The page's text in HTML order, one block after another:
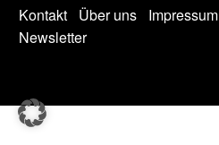
Kontakt Über uns Impressum
Newsletter